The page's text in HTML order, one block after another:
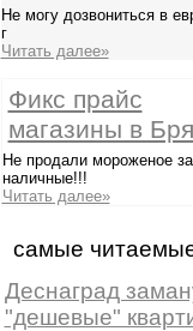
Не могу дозвониться в
г
Читать далее»
Фикс прайс
магазины в
Не продали мороженое за
наличные!!!
Читать далее»
самые
Деснаград
"дешевые"